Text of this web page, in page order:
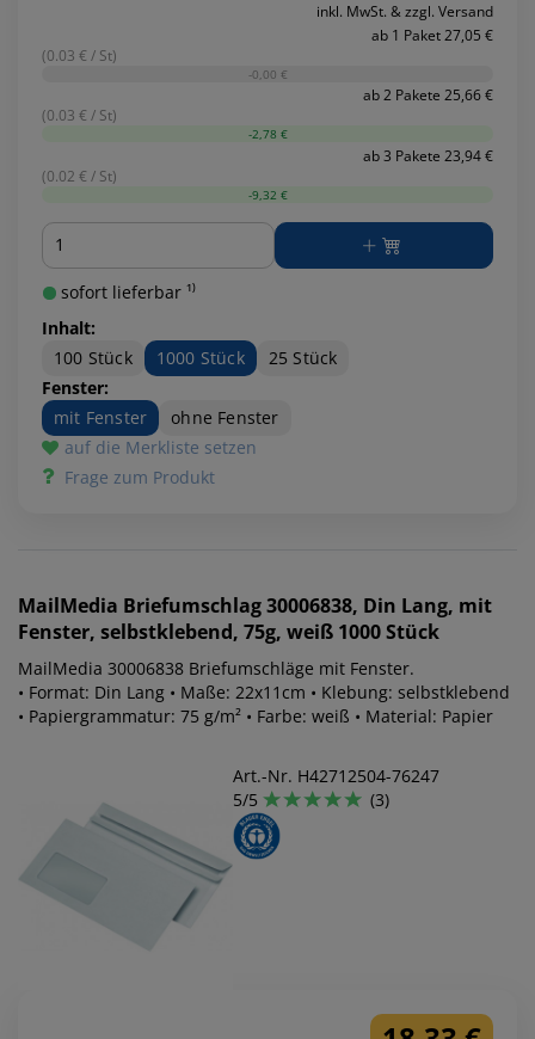
inkl. MwSt. & zzgl. Versand
ab 1 Paket 27,05 €
(0.03 € / St)
-0,00 €
ab 2 Pakete 25,66 €
(0.03 € / St)
-2,78 €
ab 3 Pakete 23,94 €
(0.02 € / St)
-9,32 €
Menge
sofort lieferbar ¹⁾
Inhalt:
100 Stück
1000 Stück
25 Stück
Fenster:
mit Fenster
ohne Fenster
auf die Merkliste setzen
Frage zum Produkt
MailMedia Briefumschlag 30006838, Din Lang, mit
Fenster, selbstklebend, 75g, weiß 1000 Stück
MailMedia 30006838 Briefumschläge mit Fenster.
• Format: Din Lang • Maße: 22x11cm • Klebung: selbstklebend
• Papiergrammatur: 75 g/m² • Farbe: weiß • Material: Papier
Art.-Nr. H42712504-76247
5/5
(3)